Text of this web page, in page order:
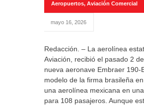
Aeropuertos, Aviación Comercial
mayo 16, 2026
Redacción. – La aerolínea
Aviación, recibió el pasado 2
nueva aeronave Embraer 190-
modelo de la firma brasileña
una aerolínea mexicana en
para 108 pasajeros. Aunque